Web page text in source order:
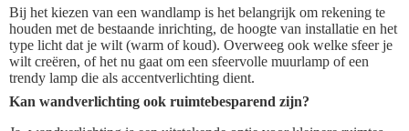
Bij het kiezen van een wandlamp is het belangrijk om rekening te
houden met de bestaande inrichting, de hoogte van installatie en het
type licht dat je wilt (warm of koud). Overweeg ook welke sfeer je
wilt creëren, of het nu gaat om een sfeervolle muurlamp of een
trendy lamp die als accentverlichting dient.
Kan wandverlichting ook ruimtebesparend zijn?